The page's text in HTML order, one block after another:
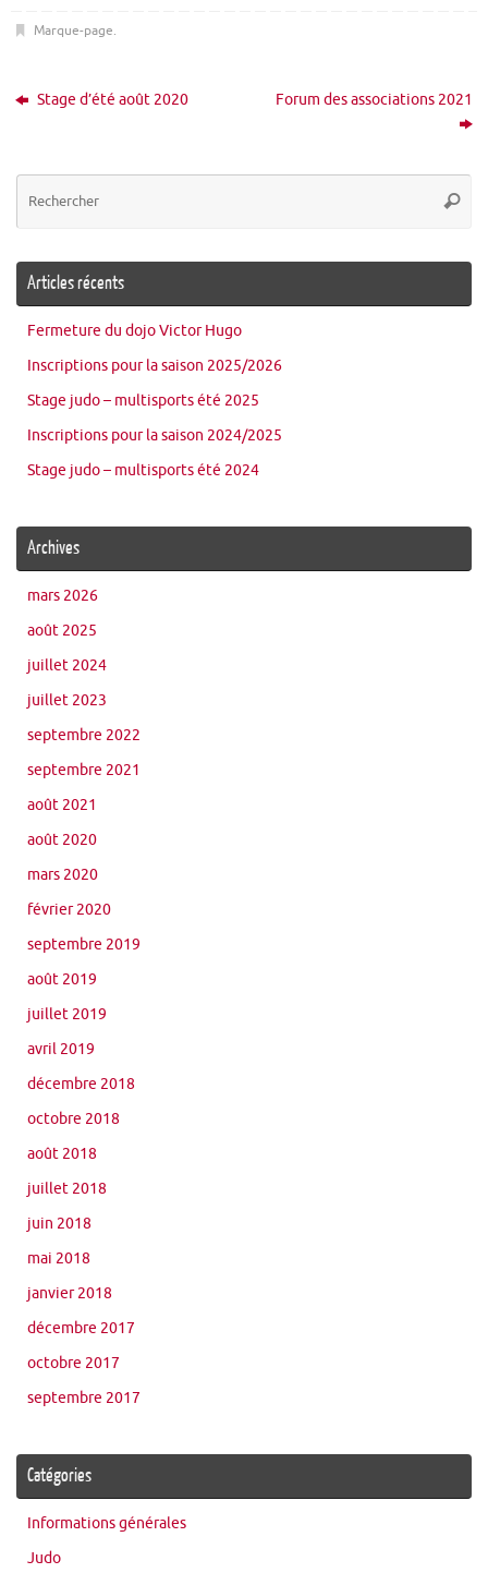
Marque-page.
Stage d’été août 2020 Forum des associations 2021
Articles récents
Fermeture du dojo Victor Hugo
Inscriptions pour la saison 2025/2026
Stage judo – multisports été 2025
Inscriptions pour la saison 2024/2025
Stage judo – multisports été 2024
Archives
mars 2026
août 2025
juillet 2024
juillet 2023
septembre 2022
septembre 2021
août 2021
août 2020
mars 2020
février 2020
septembre 2019
août 2019
juillet 2019
avril 2019
décembre 2018
octobre 2018
août 2018
juillet 2018
juin 2018
mai 2018
janvier 2018
décembre 2017
octobre 2017
septembre 2017
Catégories
Informations générales
Judo